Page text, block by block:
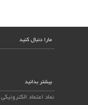
مارا دنبال کنید
بیشتر بدانید
نماد اعتماد الکترونیکی